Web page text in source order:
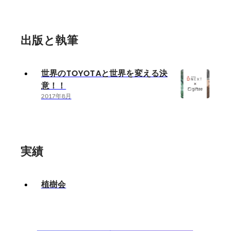
出版と執筆
世界のTOYOTAと世界を変える決
意！！
2017年8月
実績
植樹会